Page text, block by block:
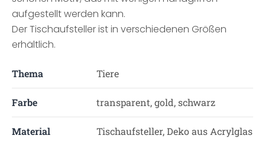
aufgestellt werden kann.
Der Tischaufsteller ist in verschiedenen Größen
erhältlich.
Thema Tiere
Farbe transparent, gold, schwarz
Material Tischaufsteller, Deko aus Acrylglas